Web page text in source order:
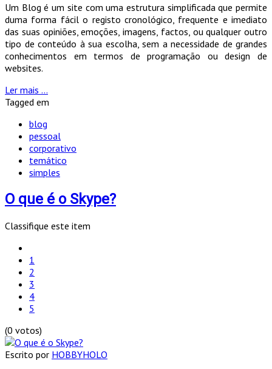
Um Blog é um site com uma estrutura simplificada que permite
duma forma fácil o registo cronológico, frequente e imediato
das suas opiniões, emoções, imagens, factos, ou qualquer outro
tipo de conteúdo à sua escolha, sem a necessidade de grandes
conhecimentos em termos de programação ou design de
websites.
Ler mais ...
Tagged em
blog
pessoal
corporativo
temático
simples
O que é o Skype?
Classifique este item
1
2
3
4
5
(0 votos)
Escrito por HOBBYHOLO